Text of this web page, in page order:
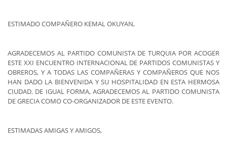
ESTIMADO COMPAÑERO KEMAL OKUYAN,
AGRADECEMOS AL PARTIDO COMUNISTA DE TURQUIA POR ACOGER
ESTE XXI ENCUENTRO INTERNACIONAL DE PARTIDOS COMUNISTAS Y
OBREROS, Y A TODAS LAS COMPAÑERAS Y COMPAÑEROS QUE NOS
HAN DADO LA BIENVENIDA Y SU HOSPITALIDAD EN ESTA HERMOSA
CIUDAD. DE IGUAL FORMA, AGRADECEMOS AL PARTIDO COMUNISTA
DE GRECIA COMO CO-ORGANIZADOR DE ESTE EVENTO.
ESTIMADAS AMIGAS Y AMIGOS,